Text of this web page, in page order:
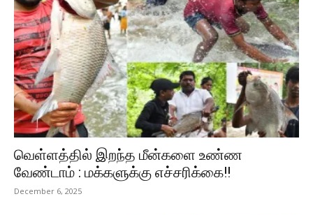
வெள்ளத்தில் இறந்த மீன்களை உண்ண
வேண்டாம் : மக்களுக்கு எச்சரிக்கை!!
December 6, 2025